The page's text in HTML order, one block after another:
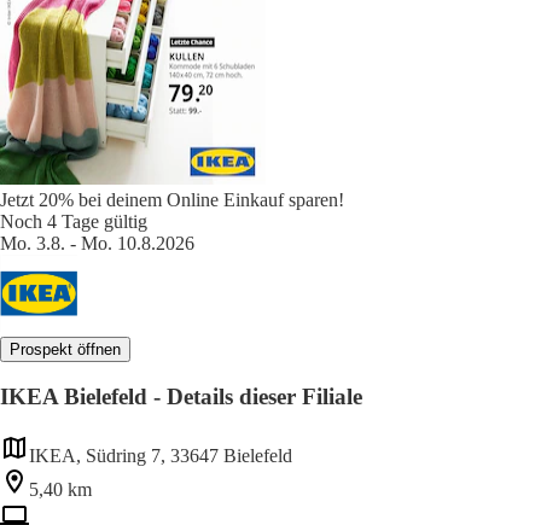
Jetzt 20% bei deinem Online Einkauf sparen!
Noch 4 Tage gültig
Mo. 3.8. - Mo. 10.8.2026
Prospekt öffnen
IKEA Bielefeld - Details dieser Filiale
IKEA, Südring 7, 33647 Bielefeld
5,40 km